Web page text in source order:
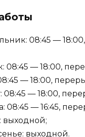
08:45 —
08:45 — 18:00,
— 18:00,
08:45 — 18:00,
08:45 — 16:45,
выходной;
выходной.